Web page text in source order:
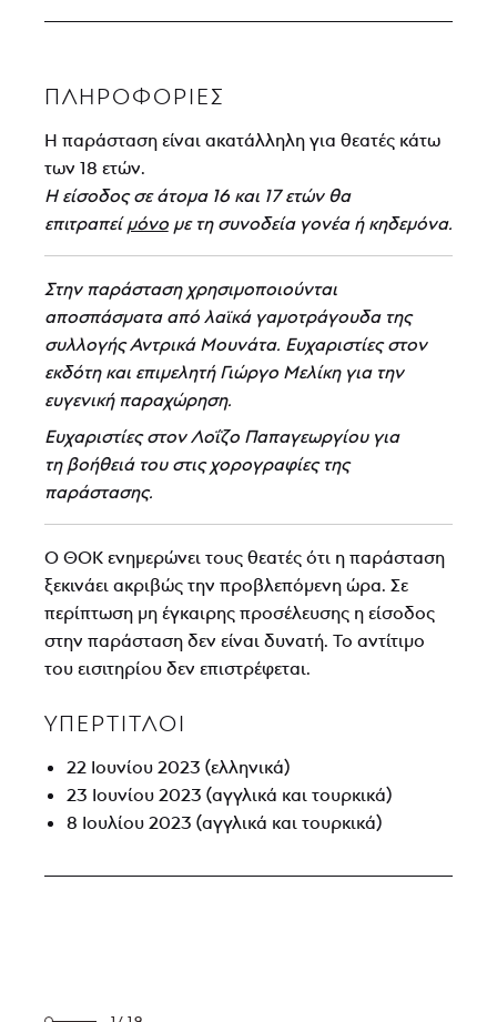
ΠΛΗΡΟΦΟΡΊΕΣ
Η παράσταση είναι ακατάλληλη για θεατές κάτω
των 18 ετών.
Η είσοδος σε άτομα 16 και 17 ετών θα
επιτραπείμόνομε τη συνοδεία γονέα ή κηδεμόνα.
Στην παράσταση χρησιμοποιούνται
αποσπάσματα από λαϊκά γαμοτράγουδα της
συλλογής Αντρικά Μουνάτα. Ευχαριστίες στον
εκδότη και επιμελητή Γιώργο Μελίκη για την
ευγενική παραχώρηση.
Ευχαριστίες στον Λοΐζο Παπαγεωργίου για
τη βοήθειά του στις χορογραφίες της
παράστασης.
Ο ΘΟΚ ενημερώνει τους θεατές ότι η παράσταση
ξεκινάει ακριβώς την προβλεπόμενη ώρα. Σε
περίπτωση μη έγκαιρης προσέλευσης η είσοδος
στην παράσταση δεν είναι δυνατή. Το αντίτιμο
του εισιτηρίου δεν επιστρέφεται.
ΥΠΕΡΤΙΤΛΟΙ
22 Ιουνίου 2023 (ελληνικά)
23 Ιουνίου 2023 (αγγλικά και τουρκικά)
8 Ιουλίου 2023 (αγγλικά και τουρκικά)